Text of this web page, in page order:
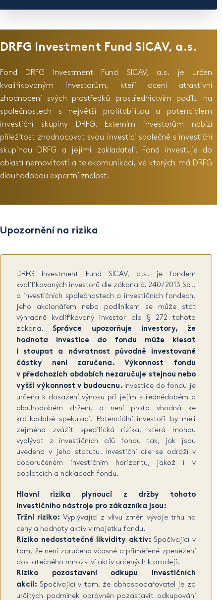
DRFG Investment Fund SICAV, a.s.
Fond DRFG Investment Fund SICAV, a.s. je určen
kvalifikovaným investorům, kteří ocení atraktivní
zhodnocení svých prostředků prostřednictvím podílu na
společnostech s největší profitabilitou a potenciálem
investiční skupiny DRFG. Externím investorům nabízí
příležitost zhodnocovat svou investici společně s investiční
skupinou DRFG a jejími zakladateli. Fond investuje do
oblastí nemovitostí a telekomunikací, ve kterých má DRFG
dlouhodobou expertní znalost.
Upozornění na rizika
DRFG Investment Fund SICAV, a.s. je fondem
kvalifikovaných investorů dle zákona č. 240/2013 Sb.,
o investičních společnostech a investičních fondech,
jeho akcionářem nebo podílníkem se může stát
výhradně kvalifikovaný investor dle § 272 tohoto
zákona.Správce upozorňuje investory, že
hodnota investice do fondu může klesat
i stoupat a návratnost původně investované
částky není zaručena. Výkonnost fondu
v předchozích obdobích nezaručuje stejnou nebo
vyšší výkonnost v budoucnu. Investice do fondu je
určena k dosažení výnosu při jejím střednědobém a
dlouhodobém držení, a není proto vhodná ke
krátkodobé spekulaci. Potenciální investoři by měli
zejména zvážit specifická rizika, která mohou
vyplývat z investičních cílů fondu tak, jak jsou
uvedena v jeho statutu. Investiční cíle se odráží v
doporučeném investičním horizontu, jakož i v
poplatcích a nákladech fondu.
Hlavní rizika plynoucí z držby tohoto
investičního nástroje pro zákazníka jsou:
Tržní riziko: Vyplývající z vlivu změn vývoje trhu na
ceny a hodnoty aktiv v majetku fondu.
Riziko nedostatečné likvidity aktiv: Spočívající v
tom, že není zaručeno včasné a přiměřené zpeněžení
dostatečného množství aktiv určených k prodeji.
Riziko pozastavení odkupu Investičních
akcií: Spočívající v tom, že obhospodařovatel je za
určitých podmínek oprávněn pozastavit odkupování